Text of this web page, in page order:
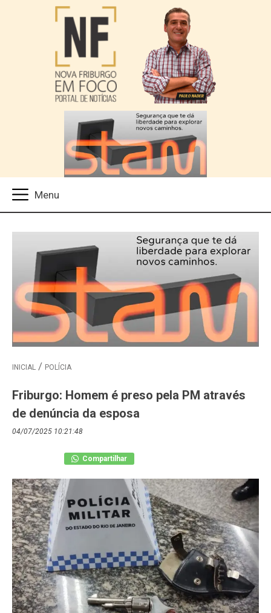
INICIAL POLÍCIA
Friburgo: Homem é preso pela PM através
de denúncia da esposa
04/07/2025 10:21:48
Compartilhar